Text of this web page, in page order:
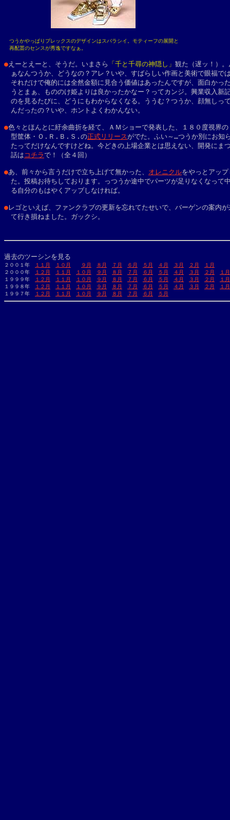
つうかやっぱりプレックスのデザインはスバラシイ。モティーフの展開と
再配置のセンスが秀逸ですなぁ。
●えーとえーと、そうだ。いまさら 「千と千尋の神隠し」 観た（遅ッ！）。
ぁなんつうか、どうなの？アレ？いや、すばらしい作画と美術で眼福で
それだけで俺的には全然金額に見合う価値はあったんですが、面白かっ
うとまぁ、もののけ姫よりは良かったかなー？ってカンジ。興業収入新
のを見るたびに、どうにもわからなくなる。ううむ？つうか、顔無しっ
んだったの？いや、ホントよくわかんない。
●色々とほんとに紆余曲折を経て、ＡＭショーで発表した、１８０度視界の
型筐体・Ｏ.Ｒ.Ｂ.Ｓ.の正式リリースがでた。ふい～…つうか別にお知
たってだけなんですけどね。今どきの上場企業とは思えない、開発にま
話は コチラで！（全４回）
●あ、前々から言うだけで立ち上げて無かった、 オレニクルをやっとアッ
た。投稿お待ちしております。っつうか途中でパーツが足りなくなって
る自分のもはやくアップしなければ。
●レゴといえば、ファンクラブの更新を忘れてたせいで、バーゲンの案内
て行き損ねました。ガックシ。
過去のツーシンを見る
２００１年 １１月 １０月 ９月 ８月 ７月 ６月 ５月 ４月 ３月 ２月
１月
２０００年
１２月 １１月 １０月 ９月 ８月 ７月 ６月 ５月 ４月 ３月 ２月
１月
１９９９年
１２月 １１月 １０月 ９月 ８月 ７月 ６月 ５月 ４月 ３月 ２月
１月
１９９８年
１２月 １１月 １０月 ９月 ８月 ７月 ６月 ５月 ４月 ３月 ２月
１月
１９９７年
１２月 １１月 １０月 ９月 ８月 ７月 ６月 ５月